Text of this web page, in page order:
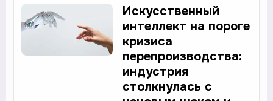
Искусственный
интеллект на пороге
кризиса
перепроизводства:
индустрия
столкнулась с